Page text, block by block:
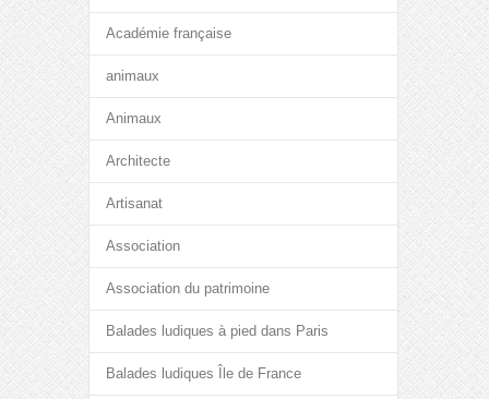
Académie française
animaux
Animaux
Architecte
Artisanat
Association
Association du patrimoine
Balades ludiques à pied dans Paris
Balades ludiques Île de France